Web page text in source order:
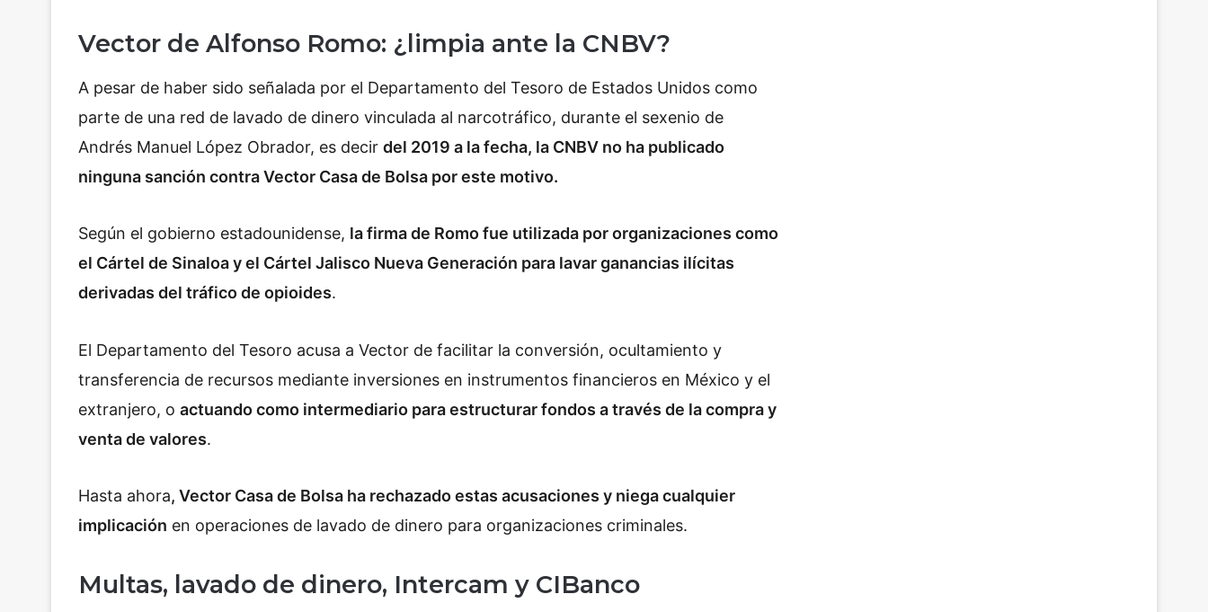
Vector de Alfonso Romo: ¿limpia ante la CNBV?
A pesar de haber sido señalada por el Departamento del Tesoro de Estados Unidos como
parte de una red de lavado de dinero vinculada al narcotráfico, durante el sexenio de
Andrés Manuel López Obrador, es decir del 2019 a la fecha, la CNBV no ha publicado
ninguna sanción contra Vector Casa de Bolsa por este motivo.
Según el gobierno estadounidense, la firma de Romo fue utilizada por organizaciones como
el Cártel de Sinaloa y el Cártel Jalisco Nueva Generación para lavar ganancias ilícitas
derivadas del tráfico de opioides.
El Departamento del Tesoro acusa a Vector de facilitar la conversión, ocultamiento y
transferencia de recursos mediante inversiones en instrumentos financieros en México y el
extranjero, o actuando como intermediario para estructurar fondos a través de la compra y
venta de valores.
Hasta ahora, Vector Casa de Bolsa ha rechazado estas acusaciones y niega cualquier
implicación en operaciones de lavado de dinero para organizaciones criminales.
Multas, lavado de dinero, Intercam y CIBanco